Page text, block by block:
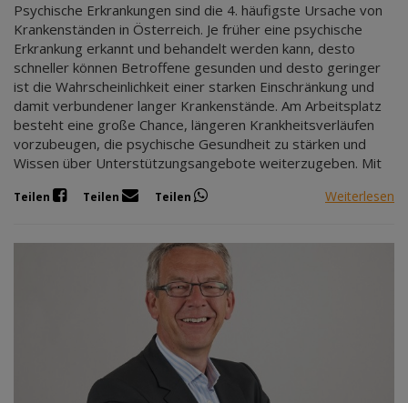
Psychische Erkrankungen sind die 4. häufigste Ursache von
Krankenständen in Österreich. Je früher eine psychische
Erkrankung erkannt und behandelt werden kann, desto
schneller können Betroffene gesunden und desto geringer
ist die Wahrscheinlichkeit einer starken Einschränkung und
damit verbundener langer Krankenstände. Am Arbeitsplatz
besteht eine große Chance, längeren Krankheitsverläufen
vorzubeugen, die psychische Gesundheit zu stärken und
Wissen über Unterstützungsangebote weiterzugeben. Mit
Teilen Teilen Teilen Weiterlesen